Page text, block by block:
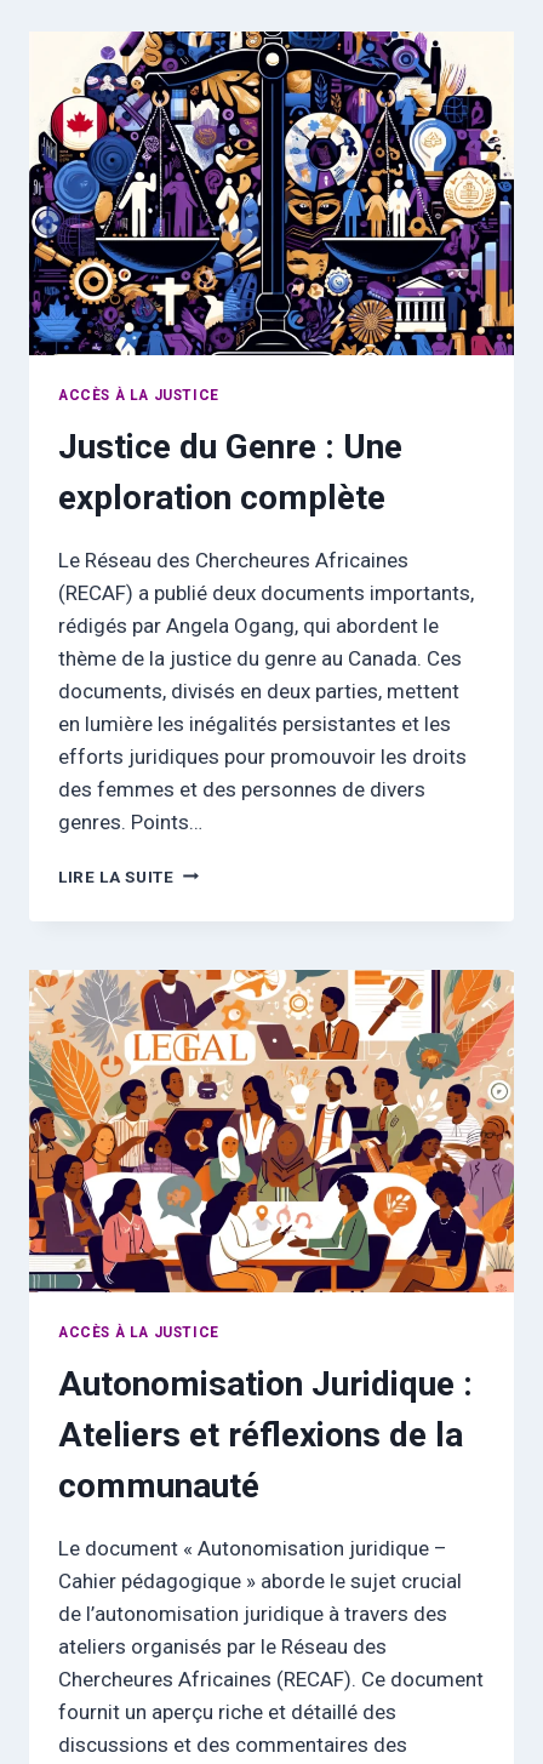
ACCÈS À LA JUSTICE
Justice du Genre : Une
exploration complète
Le Réseau des Chercheures Africaines
(RECAF) a publié deux documents importants,
rédigés par Angela Ogang, qui abordent le
thème de la justice du genre au Canada. Ces
documents, divisés en deux parties, mettent
en lumière les inégalités persistantes et les
efforts juridiques pour promouvoir les droits
des femmes et des personnes de divers
genres. Points…
LIRE LA SUITEJUSTICE
GENRE
UNE
EXPLORATION
COMPLÈTE
ACCÈS À LA JUSTICE
Autonomisation Juridique :
Ateliers et réflexions de la
communauté
Le document « Autonomisation juridique –
Cahier pédagogique » aborde le sujet crucial
de l’autonomisation juridique à travers des
ateliers organisés par le Réseau des
Chercheures Africaines (RECAF). Ce document
fournit un aperçu riche et détaillé des
discussions et des commentaires des